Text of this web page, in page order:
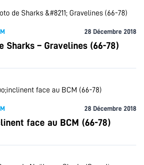
28 Décembre 2018
Sharks – Gravelines (66-78)
28 Décembre 2018
face au BCM (66-78)